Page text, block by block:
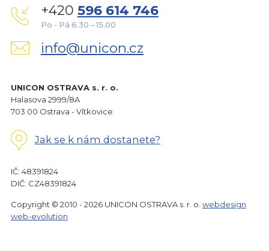
+420 596 614 746
Po - Pá 6.30 – 15.00
info@unicon.cz
UNICON OSTRAVA s. r. o.
Halasova 2999/8A
703 00 Ostrava - Vítkovice
Jak se k nám dostanete?
IČ: 48391824
DIČ: CZ48391824
Copyright © 2010 - 2026 UNICON OSTRAVA s. r. o. webdesign
web-evolution